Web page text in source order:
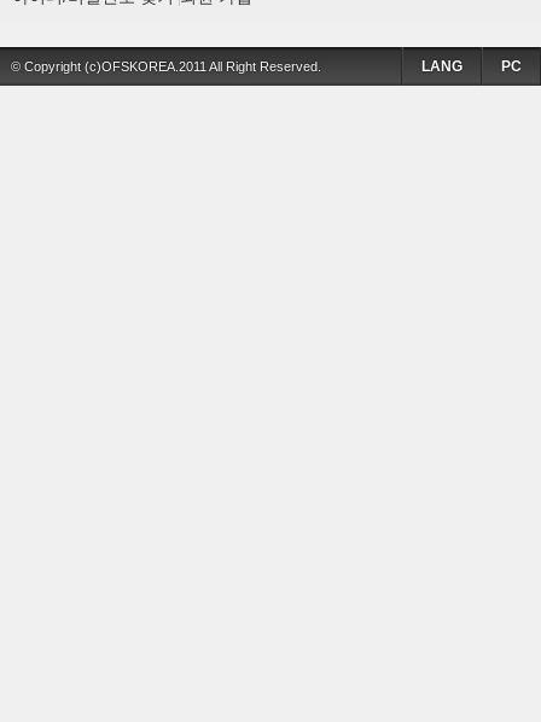
© Copyright (c)OFSKOREA.2011 All Right Reserved. PC
LANG